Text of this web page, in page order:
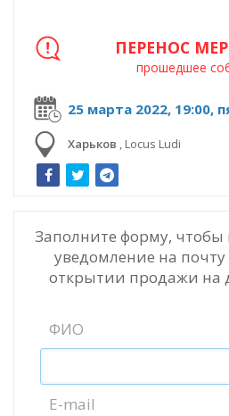
25 марта 2022, 19:00,
Харьков , Locus Ludi
ПЕРЕНОС
прошедшее
Заполните форму,
уведомление на
открытии продажи на
ФИО
E-mail